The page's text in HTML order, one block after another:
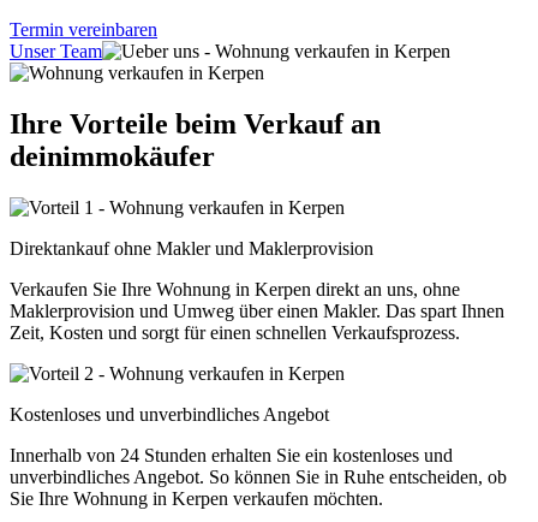
Termin vereinbaren
Unser Team
Ihre Vorteile beim Verkauf an
deinimmokäufer
Direktankauf ohne Makler und Maklerprovision
Verkaufen Sie Ihre Wohnung in Kerpen direkt an uns, ohne
Maklerprovision und Umweg über einen Makler. Das spart Ihnen
Zeit, Kosten und sorgt für einen schnellen Verkaufsprozess.
Kostenloses und unverbindliches Angebot
Innerhalb von 24 Stunden erhalten Sie ein kostenloses und
unverbindliches Angebot. So können Sie in Ruhe entscheiden, ob
Sie Ihre Wohnung in Kerpen verkaufen möchten.